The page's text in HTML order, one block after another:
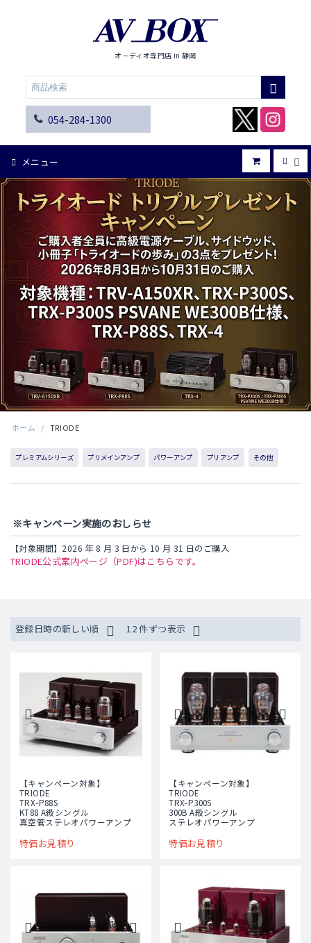
オーディオ専門店 in 静岡
054-284-1300
メニュー
ホーム / TRIODE
プレミアムシリーズ プリメインアンプ パワーアンプ プリアンプ その他
※キャンペーン実施のおしらせ
【対象期間】2026 年 8 月 3 日から 10 月 31 日のご購入
TRIODE公式案内ページ（PDF)はこちらです。
登録日時の新しい順 12 件ずつ表示
【キャンペーン対象】
TRIODE
TRX-P88S
KT88 A級シングル
真空管ステレオパワーアンプ
特価お見積り
【キャンペーン対象】
TRIODE
TRX-P300S
300B A級シングル
ステレオパワーアンプ
特価お見積り